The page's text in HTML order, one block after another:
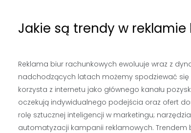
Jakie są trendy w
Reklama biur rachunkowych ewoluuje wraz z
nadchodzących latach możemy spodziewać
korzysta z internetu jako głównego kanału
oczekują indywidualnego podejścia oraz ofert
rolę sztucznej inteligencji w marketingu;
automatyzacji kampanii reklamowych. Trendem